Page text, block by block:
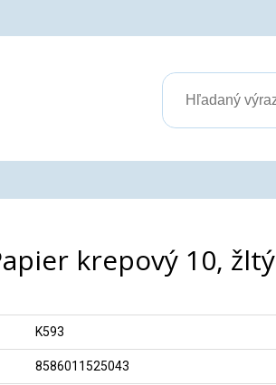
krepový 10, žltý
K593
8586011525043